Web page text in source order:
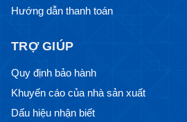
Hướng dẫn thanh toán
TRỢ GIÚP
Quy định bảo hành
Khuyến cáo của nhà sản xuất
Dấu hiệu nhận biết